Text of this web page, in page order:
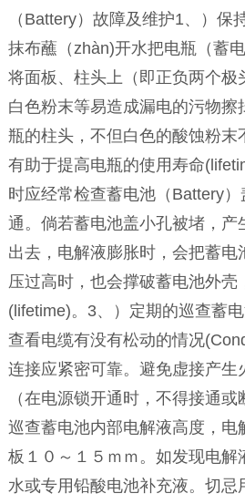
（Battery）故障及维护1、）保
抹布蘸（zhàn)开水把电瓶（蓄
将面板、柱头上（即正负两个极
白色粉末等易造成漏电的污物擦
瓶的柱头，不但白色的酸蚀粉末
有助于提高电瓶的使用寿命
时应经常检查蓄电池（Battery
通。倘若蓄电池盖小孔被堵，产
出去，电解液膨胀时，会把蓄电
压过高时，也会撑破蓄电池外壳
(lifetime)。3、）定期的巡查蓄
查看电缆有没有松动的情况
连接应紧密可靠。避免虚接产生
（在电源锁开通时，不得接通或
巡查蓄电池内部电解液高度，电
板１０～１５ｍｍ。如发现电解
水或专用铅酸电池补充液。切忌